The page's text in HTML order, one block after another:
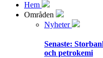
Hem
Områden
Nyheter
Senaste:
och petrokemi